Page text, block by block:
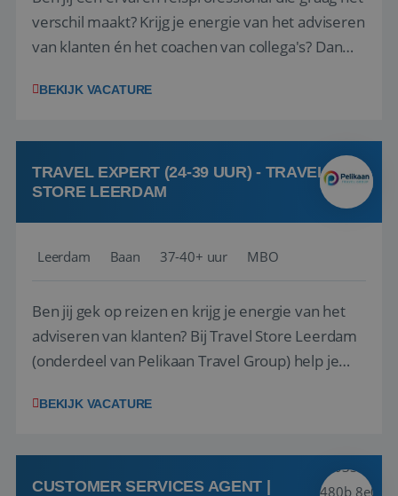
verschil maakt? Krijg je energie van het adviseren
van klanten én het coachen van collega's? Dan
(onderdeel van Pelikaan Travel Group) zoeken
team het reisbureau verder...
BEKIJK VACATURE
TRAVEL EXPERT (24-39 UUR) - TRAVEL
STORE LEERDAM
Leerdam Baan 37-40+ uur MBO
Ben jij gek op reizen en krijg je energie van het
adviseren van klanten? Bij Travel Store Leerdam
(onderdeel van Pelikaan Travel Group) help je
vinden. Samen maken we van elke reis een
hebt in de reisbranche of j...
BEKIJK VACATURE
CUSTOMER SERVICES AGENT |